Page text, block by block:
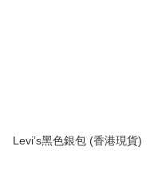
Levi’s黑色銀包 (香港現貨)